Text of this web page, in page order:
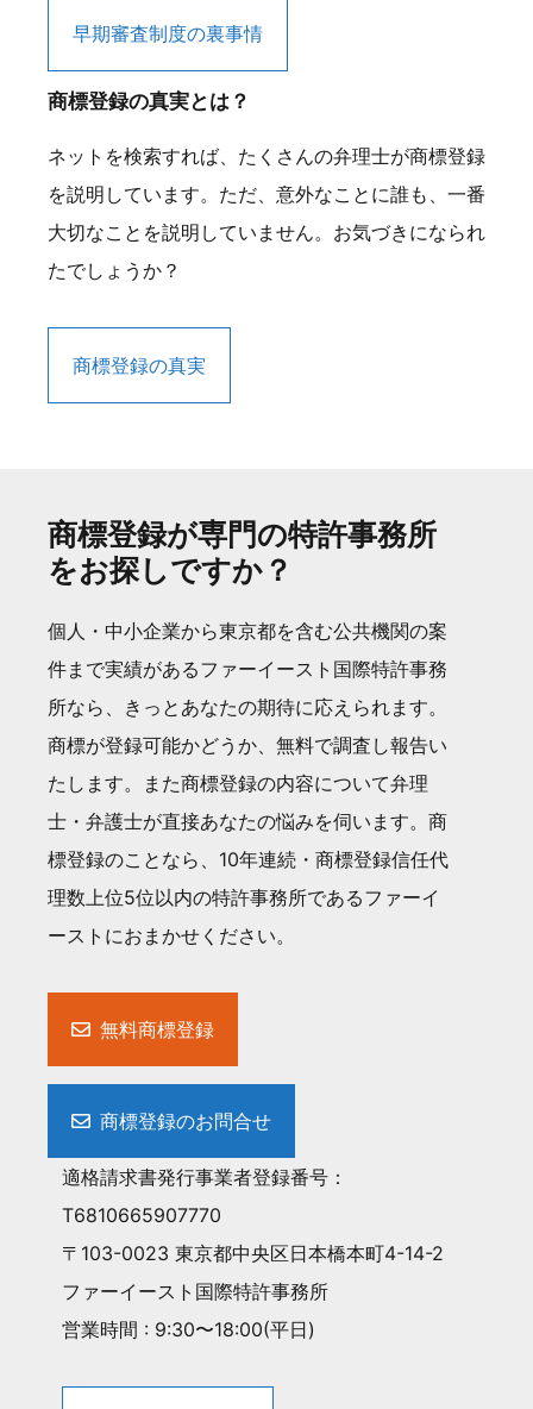
早期審査制度の裏事情
商標登録の真実とは？
ネットを検索すれば、たくさんの弁理士が商標登録
を説明しています。ただ、意外なことに誰も、一番
大切なことを説明していません。お気づきになられ
たでしょうか？
商標登録の真実
商標登録が専門の特許事務所
をお探しですか？
個人・中小企業から東京都を含む公共機関の案
件まで実績があるファーイースト国際特許事務
所なら、きっとあなたの期待に応えられます。
商標が登録可能かどうか、無料で調査し報告い
たします。また商標登録の内容について弁理
士・弁護士が直接あなたの悩みを伺います。商
標登録のことなら、10年連続・商標登録信任代
理数上位5位以内の特許事務所であるファーイ
ーストにおまかせください。
無料商標登録
商標登録のお問合せ
適格請求書発行事業者登録番号：
T6810665907770
〒103-0023 東京都中央区日本橋本町4-14-2
ファーイースト国際特許事務所
営業時間 : 9:30〜18:00(平日)